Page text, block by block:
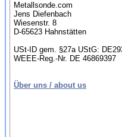
Metallsonde.com
Jens Diefenbach
Wiesenstr. 8
D-65623 Hahnstätten
USt-ID gem. §27a UStG:
WEEE-Reg.-Nr. DE 46869397
Über uns / about us